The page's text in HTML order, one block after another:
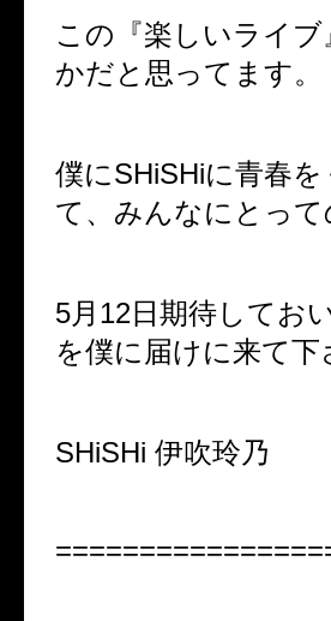
この『楽しいライ
かだと思ってます。
僕にSHiSHiに青春
て、みんなにとっ
5月12日期待してお
を僕に届けに来て下
SHiSHi 伊吹玲乃